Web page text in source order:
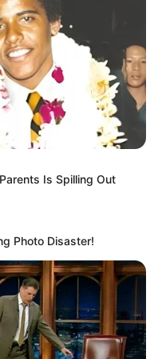
Is Spilling Out
Photo Disaster!